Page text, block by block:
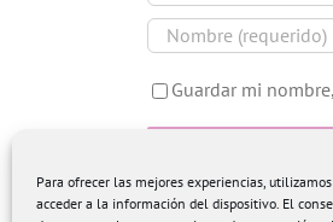
Para ofrecer las mejores experiencias,
acceder a la información del dispositivo. El
Guardar mi